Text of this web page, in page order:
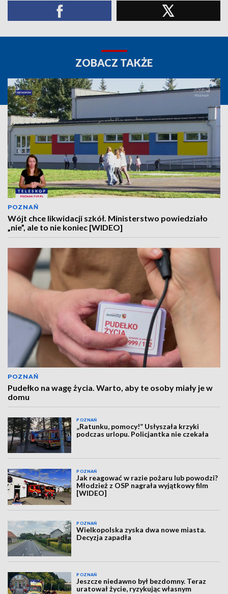
ZOBACZ TAKŻE
POZNAŃ
Wójt chce likwidacji szkół. Ministerstwo powiedziało
„nie”, ale to nie koniec [WIDEO]
POZNAŃ
Pudełko na wagę życia. Warto, aby te osoby miały je w
domu
POZNAŃ
„Ratunku, pomocy!” Usłyszała krzyki
podczas urlopu. Policjantka nie czekała
POZNAŃ
Jak reagować w razie pożaru lub powodzi?
Młodzież z OSP nagrała wyjątkowy film
[WIDEO]
POZNAŃ
Wielkopolska zyska dwa nowe miasta.
Decyzja zapadła
POZNAŃ
Jeszcze niedawno był bezdomny. Teraz
uratował życie, ryzykując własnym